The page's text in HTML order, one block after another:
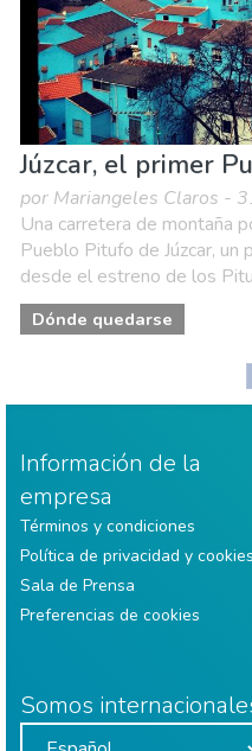
Júzcar, el primer
por Mariangeles Claros -
Una carretera de montaña
Pueblo Pitufo de Júzcar,
desde el estreno de los
Dónde quedarse
Información de la
empresa
Términos y condiciones
Política de privacidad y cookies
Sala de Prensa
Preferencias de cookies
Somos